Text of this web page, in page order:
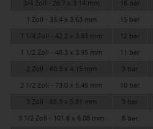
3/4 Zoll - 26.7 x 3.14 mm
16 bar
1 Zoll - 33.4 x 3.63 mm
15 bar
1 1/4 Zoll - 42.2 x 3.83 mm
12 bar
1 1/2 Zoll - 48.3 x 3.95 mm
11 bar
2 Zoll - 60.3 x 4.15 mm
9 bar
2 1/2 Zoll - 73.0 x 5.45 mm
10 bar
3 Zoll - 88.9 x 5.81 mm
9 bar
3 1/2 Zoll - 101.6 x 6.08 mm
8 bar